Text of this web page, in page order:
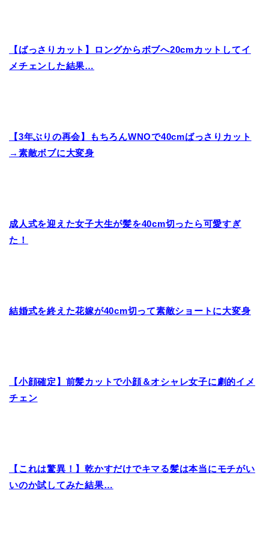
【ばっさりカット】ロングからボブへ20cmカットしてイ
メチェンした結果…
【3年ぶりの再会】もちろんWNOで40cmばっさりカット
→素敵ボブに大変身
成人式を迎えた女子大生が髪を40cm切ったら可愛すぎ
た！
結婚式を終えた花嫁が40cm切って素敵ショートに大変身
【小顔確定】前髪カットで小顔＆オシャレ女子に劇的イメ
チェン
【これは驚異！】乾かすだけでキマる髪は本当にモチがい
いのか試してみた結果…